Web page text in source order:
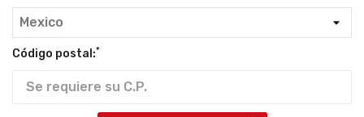
Código postal:*